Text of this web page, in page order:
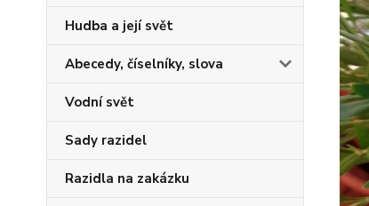
Hudba a její svět
Abecedy, číselníky, slova
Vodní svět
Sady razidel
Razidla na zakázku